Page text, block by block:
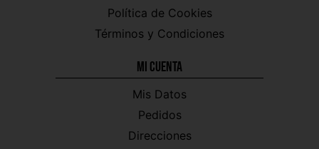
Política de Cookies
Términos y Condiciones
Mi CUENTA
Mis Datos
Pedidos
Direcciones